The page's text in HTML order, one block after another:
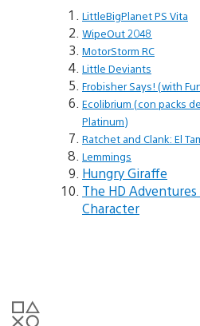
LittleBigPlanet PS Vita
WipeOut 2048
MotorStorm RC
Little Deviants
Frobisher Says! (with
Ecolibrium (con packs
Platinum)
Ratchet and Clank: El
Lemmings
Hungry Giraffe
The HD
Character